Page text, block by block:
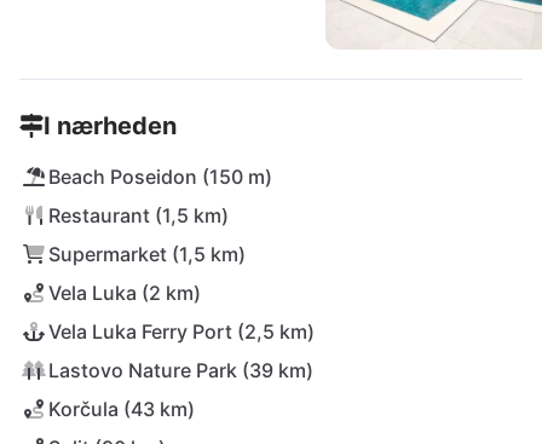
I nærheden
Beach Poseidon (150 m)
Restaurant (1,5 km)
Supermarket (1,5 km)
Vela Luka (2 km)
Vela Luka Ferry Port (2,5 km)
Lastovo Nature Park (39 km)
Korčula (43 km)